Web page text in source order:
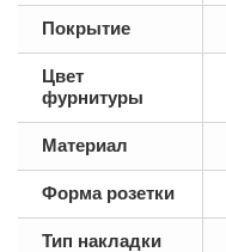
Покрытие
Цвет
фурнитуры
Материал
Форма розетки
Тип накладки